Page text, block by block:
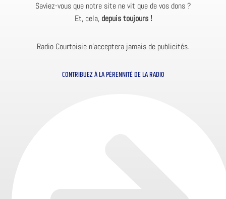
Saviez-vous que notre site ne vit que de vos dons ?
Et, cela, depuis toujours !
Radio Courtoisie n’acceptera jamais de publicités.
CONTRIBUEZ À LA PÉRENNITÉ DE LA RADIO